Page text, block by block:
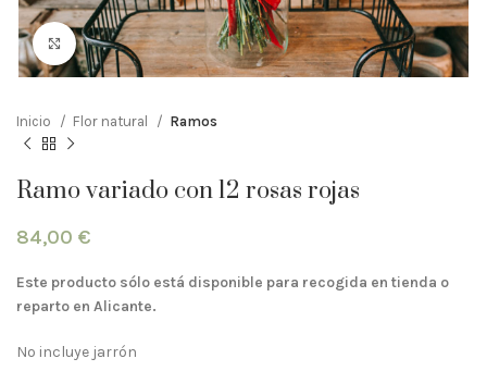
Clic para ampliar
Inicio Flor natural Ramos
Ramo variado con 12 rosas rojas
84,00 €
Este producto sólo está disponible para recogida en tienda o
reparto en Alicante.
No incluye jarrón